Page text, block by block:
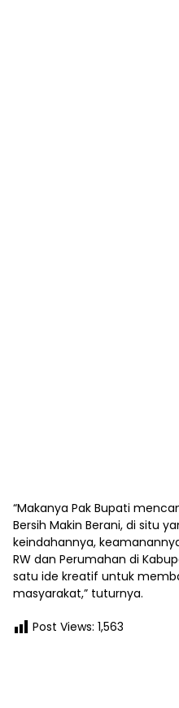
“Makanya Pak Bupati
Bersih Makin Berani, di situ
keindahannya,
RW dan Perumahan di
satu ide kreatif untuk
masyarakat,” tuturnya.
Post Views: 1,563